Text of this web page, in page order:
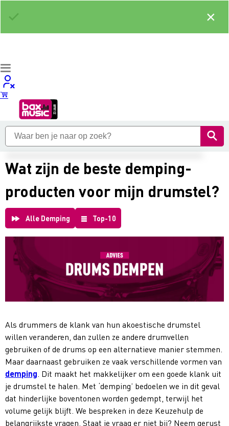
Wat zijn de beste demping-
producten voor mijn drumstel?
Alle Demping Top-10
Als drummers de klank van hun akoestische drumstel
willen veranderen, dan zullen ze andere drumvellen
gebruiken of de drums op een alternatieve manier stemmen.
Maar daarnaast gebruiken ze vaak verschillende vormen van
demping . Dit maakt het makkelijker om een goede klank uit
je drumstel te halen. Met ‘demping’ bedoelen we in dit geval
dat hinderlijke boventonen worden gedempt, terwijl het
volume gelijk blijft. We bespreken in deze Keuzehulp de
belangrijkste vragen. Staat je vraag er niet bij? Neem gerust
×